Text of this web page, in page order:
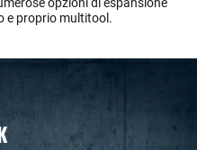
e proprio multitool.